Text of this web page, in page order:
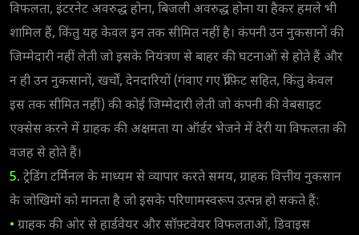
विफलता, इंटरनेट अवरुद्ध होना, बिजली अवरुद्ध होना या हैकर हमले भी
शामिल हैं, किंतु यह केवल इन तक सीमित नहीं है। कंपनी उन नुकसानों की
जिम्मेदारी नहीं लेती जो इसके नियंत्रण से बाहर की घटनाओं से होते हैं और
न ही उन नुकसानों, खर्चों, देनदारियों (गंवाए गए प्रॉफ़िट सहित, किंतु केवल
इस तक सीमित नहीं) की कोई जिम्मेदारी लेती जो कंपनी की वेबसाइट
एक्सेस करने में ग्राहक की अक्षमता या ऑर्डर भेजने में देरी या विफलता की
वजह से होते हैं।
5. ट्रेडिंग टर्मिनल के माध्यम से व्यापार करते समय, ग्राहक वित्तीय नुकसान
के जोखिमों को मानता है जो इसके परिणामस्वरूप उत्पन्न हो सकते हैं:
• ग्राहक की ओर से हार्डवेयर और सॉफ़्टवेयर विफलताओं, डिवाइस